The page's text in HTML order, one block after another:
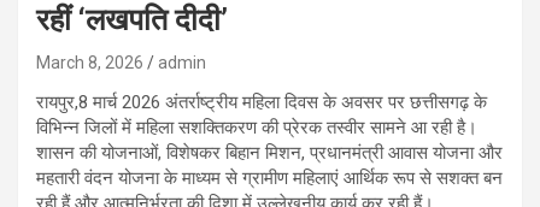
रहीं ‘लखपति दीदी’
March 8, 2026 admin
रायपुर,8 मार्च 2026 अंतर्राष्ट्रीय महिला दिवस के अवसर पर छत्तीसगढ़ के
विभिन्न जिलों में महिला सशक्तिकरण की प्रेरक तस्वीर सामने आ रही है।
शासन की योजनाओं, विशेषकर बिहान मिशन, प्रधानमंत्री आवास योजना और
महतारी वंदन योजना के माध्यम से ग्रामीण महिलाएं आर्थिक रूप से सशक्त बन